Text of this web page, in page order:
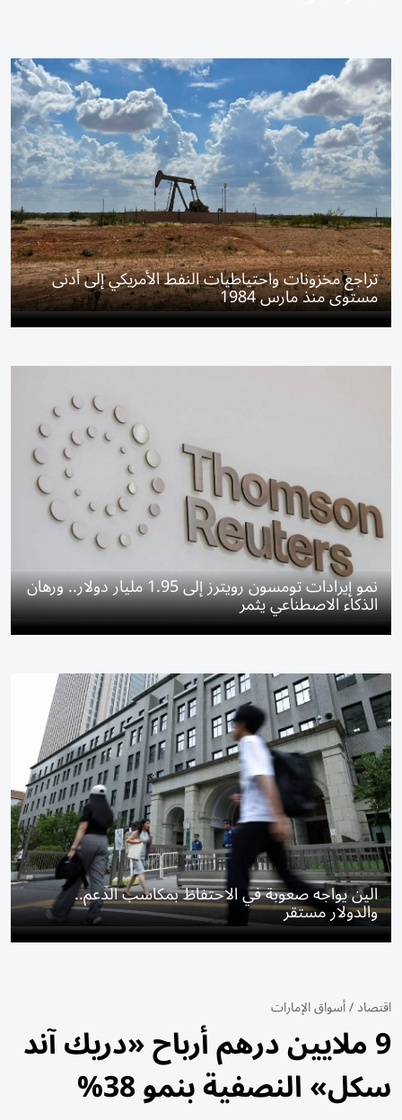
تراجع مخزونات واحتياطيات النفط الأمريكي إلى أدنى
مستوى منذ مارس 1984
نمو إيرادات تومسون رويترز إلى 1.95 مليار دولار.. ورهان
الذكاء الاصطناعي يثمر
الين يواجه صعوبة في الاحتفاظ بمكاسب الدعم..
والدولار مستقر
اقتصاد/أسواق الإمارات
9 ملايين درهم أرباح «دريك آند
سكل» النصفية بنمو 38%